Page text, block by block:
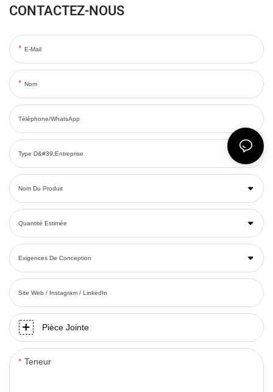
CONTACTEZ-NOUS
E-Mail
Nom
Téléphone/WhatsApp
Type D&#39;entreprise
Nom Du Produit
Quantité Estimée
Exigences De Conception
Site Web / Instagram / LinkedIn
Pièce Jointe
Teneur